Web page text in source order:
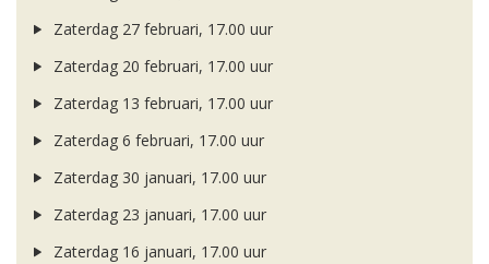
Zaterdag 27 februari, 17.00 uur
Zaterdag 20 februari, 17.00 uur
Zaterdag 13 februari, 17.00 uur
Zaterdag 6 februari, 17.00 uur
Zaterdag 30 januari, 17.00 uur
Zaterdag 23 januari, 17.00 uur
Zaterdag 16 januari, 17.00 uur